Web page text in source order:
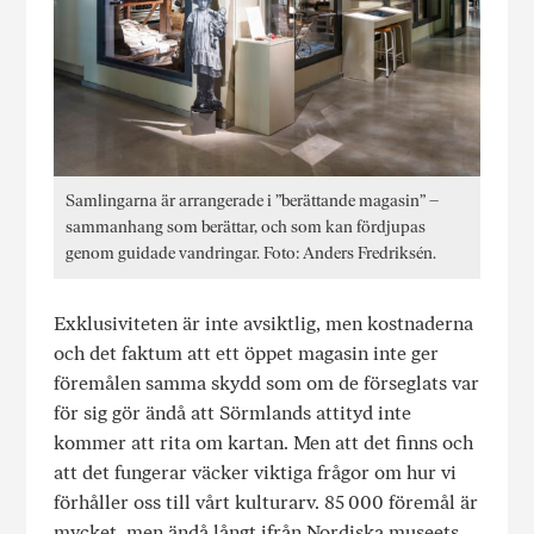
Samlingarna är arrangerade i ”berättande magasin” –
sammanhang som berättar, och som kan fördjupas
genom guidade vandringar. Foto: Anders Fredriksén.
Exklusiviteten är inte avsiktlig, men kostnaderna
och det faktum att ett öppet magasin inte ger
föremålen samma skydd som om de förseglats var
för sig gör ändå att Sörmlands attityd inte
kommer att rita om kartan. Men att det finns och
att det fungerar väcker viktiga frågor om hur vi
förhåller oss till vårt kulturarv. 85 000 föremål är